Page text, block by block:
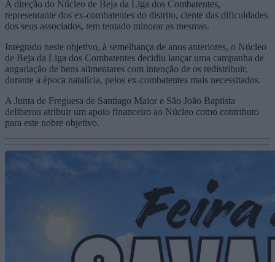
A direção do Núcleo de Beja da Liga dos Combatentes,
representante dos ex-combatentes do distrito, ciente das dificuldades
dos seus associados, tem tentado minorar as mesmas.
Integrado neste objetivo, à semelhança de anos anteriores, o Núcleo
de Beja da Liga dos Combatentes decidiu lançar uma campanha de
angariação de bens alimentares com intenção de os redistribuir,
durante a época natalícia, pelos ex-combatentes mais necessitados.
A Junta de Freguesa de Santiago Maior e São João Baptista
deliberou atribuir um apoio financeiro ao Núcleo como contributo
para este nobre objetivo.